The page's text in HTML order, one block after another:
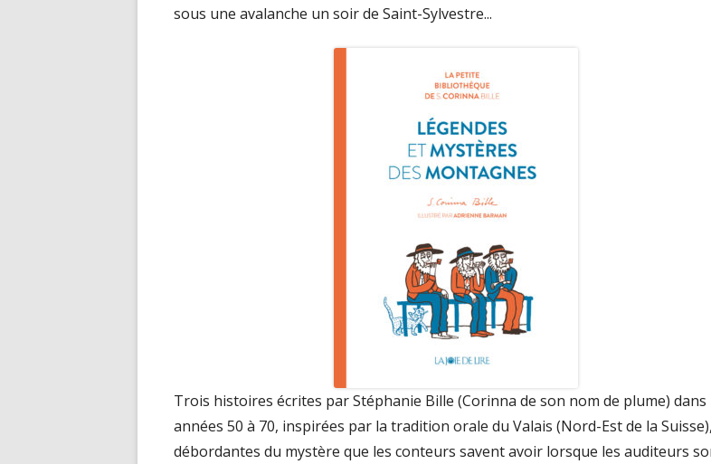
sous une avalanche un soir de Saint-Sylvestre...
Trois histoires écrites par Stéphanie Bille (Corinna de son nom de plume) dans
années 50 à 70, inspirées par la tradition orale du Valais (Nord-Est de la Suisse),
débordantes du mystère que les conteurs savent avoir lorsque les auditeurs